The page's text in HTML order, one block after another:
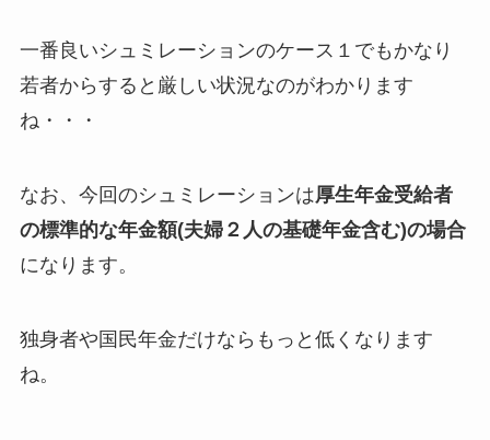
一番良いシュミレーションのケース１でもかなり
若者からすると厳しい状況なのがわかります
ね・・・
なお、今回のシュミレーションは厚生年金受給者
の標準的な年金額(夫婦２人の基礎年金含む)の場合
になります。
独身者や国民年金だけならもっと低くなります
ね。